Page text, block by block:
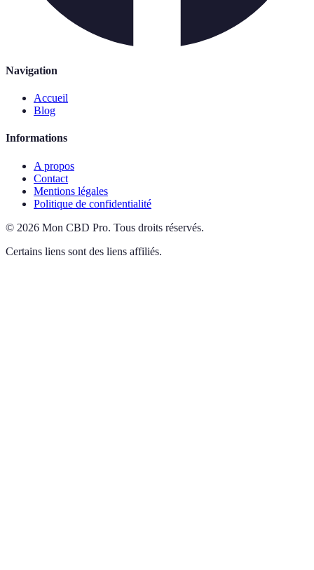
Navigation
Accueil
Blog
Informations
A propos
Contact
Mentions légales
Politique de confidentialité
© 2026 Mon CBD Pro. Tous droits réservés.
Certains liens sont des liens affiliés.